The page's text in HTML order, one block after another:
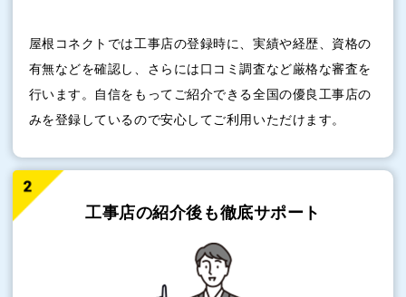
屋根コネクトでは工事店の登録時に、実績や経歴、資格の
有無などを確認し、さらには口コミ調査など厳格な審査を
行います。自信をもってご紹介できる全国の優良工事店の
みを登録しているので安心してご利用いただけます。
工事店の紹介後も徹底サポート